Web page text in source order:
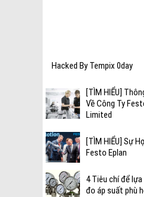
Hacked By Tempix 0day
[TÌM HIỂU]
Về Công Ty
Limited
[TÌM HIỂU] Sự
Festo Eplan
4 Tiêu chí để
đo áp suất phù